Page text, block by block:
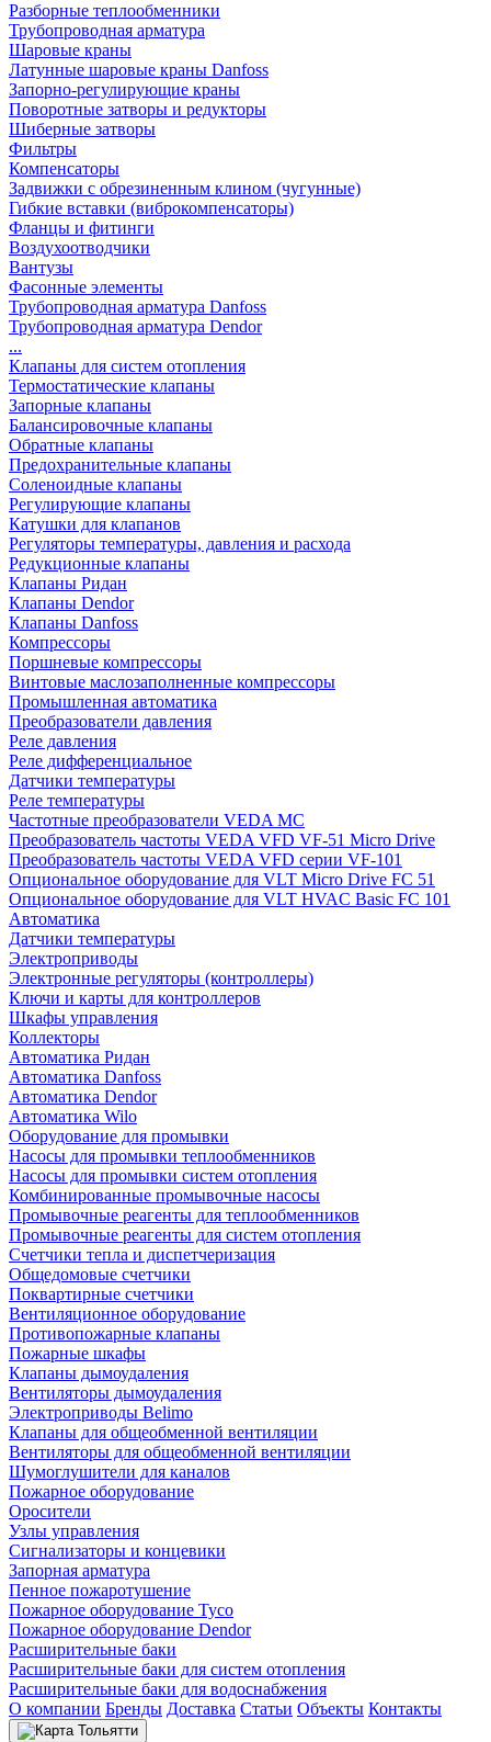
Разборные теплообменники
Трубопроводная арматура
Шаровые краны
Латунные шаровые краны Danfoss
Запорно-регулирующие краны
Поворотные затворы и редукторы
Шиберные затворы
Фильтры
Компенсаторы
Задвижки с обрезиненным клином (чугунные)
Гибкие вставки (виброкомпенсаторы)
Фланцы и фитинги
Воздухоотводчики
Вантузы
Фасонные элементы
Трубопроводная арматура Danfoss
Трубопроводная арматура Dendor
...
Клапаны для систем отопления
Термостатические клапаны
Запорные клапаны
Балансировочные клапаны
Обратные клапаны
Предохранительные клапаны
Соленоидные клапаны
Регулирующие клапаны
Катушки для клапанов
Регуляторы температуры, давления и расхода
Редукционные клапаны
Клапаны Ридан
Клапаны Dendor
Клапаны Danfoss
Компрессоры
Поршневые компрессоры
Винтовые маслозаполненные компрессоры
Промышленная автоматика
Преобразователи давления
Реле давления
Реле дифференциальное
Датчики температуры
Реле температуры
Частотные преобразователи VEDA MC
Преобразователь частоты VEDA VFD VF-51 Micro Drive
Преобразователь частоты VEDA VFD серии VF-101
Опциональное оборудование для VLT Micro Drive FC 51
Опциональное оборудование для VLT HVAC Basic FC 101
Автоматика
Датчики температуры
Электроприводы
Электронные регуляторы (контроллеры)
Ключи и карты для контроллеров
Шкафы управления
Коллекторы
Автоматика Ридан
Автоматика Danfoss
Автоматика Dendor
Автоматика Wilo
Оборудование для промывки
Насосы для промывки теплообменников
Насосы для промывки систем отопления
Комбинированные промывочные насосы
Промывочные реагенты для теплообменников
Промывочные реагенты для систем отопления
Счетчики тепла и диспетчеризация
Общедомовые счетчики
Поквартирные счетчики
Вентиляционное оборудование
Противопожарные клапаны
Пожарные шкафы
Клапаны дымоудаления
Вентиляторы дымоудаления
Электроприводы Belimo
Клапаны для общеобменной вентиляции
Вентиляторы для общеобменной вентиляции
Шумоглушители для каналов
Пожарное оборудование
Оросители
Узлы управления
Сигнализаторы и концевики
Запорная арматура
Пенное пожаротушение
Пожарное оборудование Tyco
Пожарное оборудование Dendor
Расширительные баки
Расширительные баки для систем отопления
Расширительные баки для водоснабжения
О компании Бренды Доставка Статьи Объекты Контакты
Тольятти